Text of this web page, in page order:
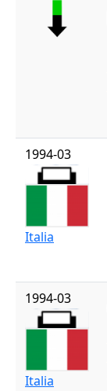
1994-03
Italia
1994-03
Italia